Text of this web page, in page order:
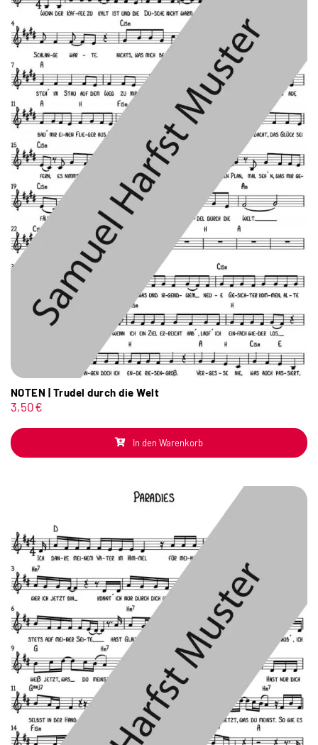
NOTEN | Trudel durch die Welt
3,50€
In den Warenkorb